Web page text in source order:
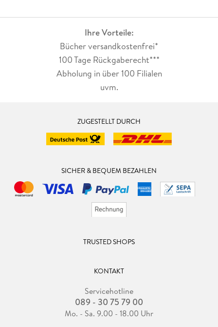
Ihre Vorteile:
Bücher versandkostenfrei*
100 Tage Rückgaberecht***
Abholung in über 100 Filialen
uvm.
ZUGESTELLT DURCH
SICHER & BEQUEM BEZAHLEN
TRUSTED SHOPS
KONTAKT
Servicehotline
089 - 30 75 79 00
Mo. - Sa. 9.00 - 18.00 Uhr